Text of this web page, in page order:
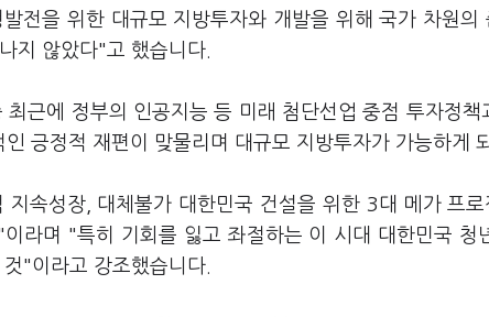
전을 위한 대규모 지방투자와 개발을 위해 국가 차원의
지 않았다"고 했습니다.
근에 정부의 인공지능 등 미래 첨단선업 중점 투자정책
긍정적 재편이 맞물리며 대규모 지방투자가 가능하게
지속성장, 대체불가 대한민국 건설을 위한 3대 메가 프
라며 "특히 기회를 잃고 좌절하는 이 시대 대한민국 청
"이라고 강조했습니다.